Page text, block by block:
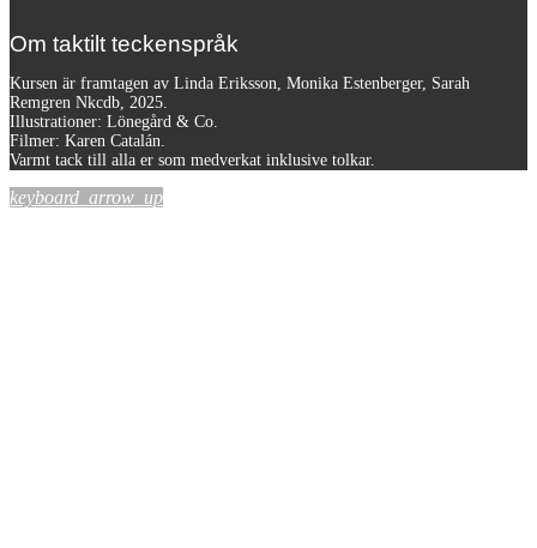
Om taktilt teckenspråk
Kursen är framtagen av Linda Eriksson, Monika Estenberger, Sarah
Remgren Nkcdb, 2025.
Illustrationer: Lönegård & Co.
Filmer: Karen Catalán.
Varmt tack till alla er som medverkat inklusive tolkar.
keyboard_arrow_up